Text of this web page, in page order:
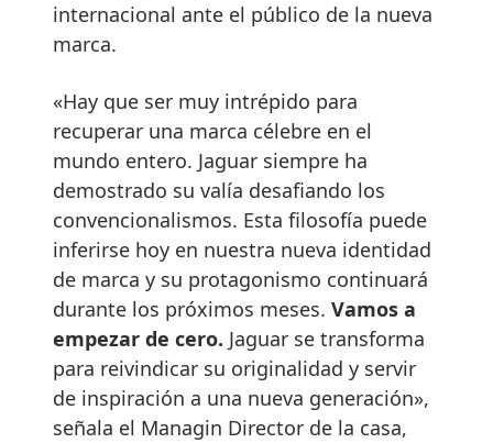
internacional ante el público de la nueva
marca.
«Hay que ser muy intrépido para
recuperar una marca célebre en el
mundo entero. Jaguar siempre ha
demostrado su valía desafiando los
convencionalismos. Esta filosofía puede
inferirse hoy en nuestra nueva identidad
de marca y su protagonismo continuará
durante los próximos meses. Vamos a
empezar de cero. Jaguar se transforma
para reivindicar su originalidad y servir
de inspiración a una nueva generación»,
señala el Managin Director de la casa,